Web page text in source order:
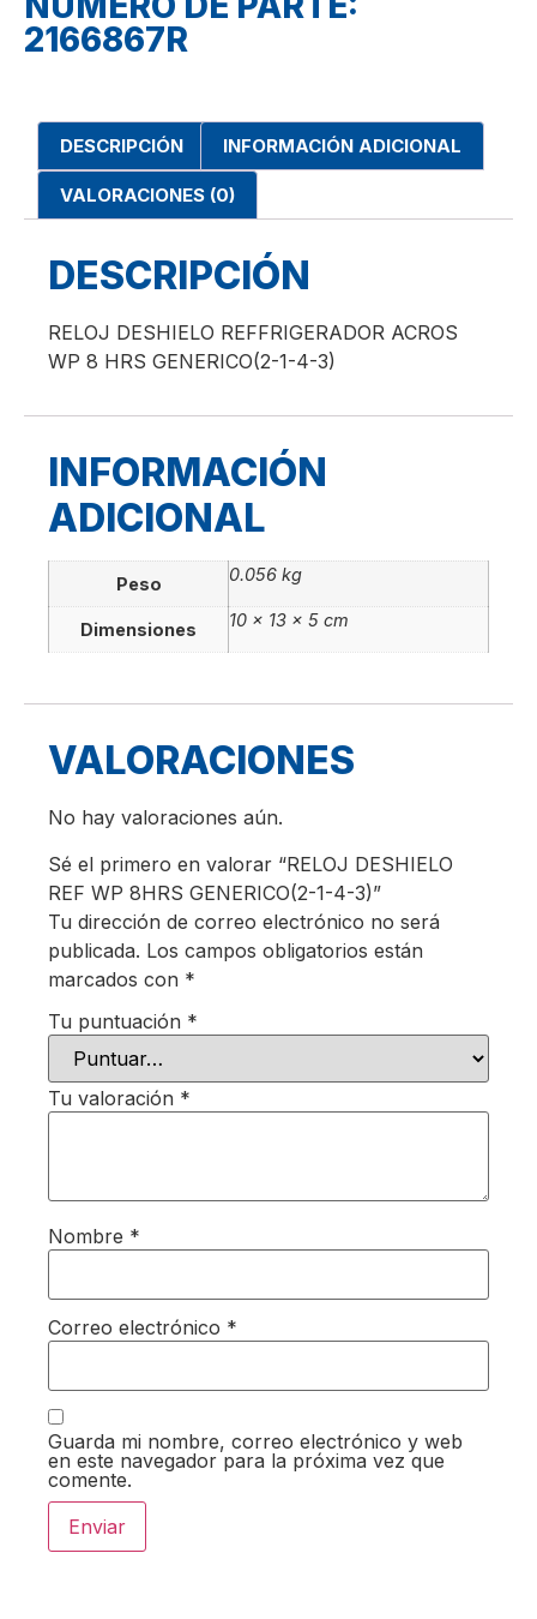
2166867R
DESCRIPCIÓN INFORMACIÓN ADICIONAL
VALORACIONES (0)
DESCRIPCIÓN
RELOJ DESHIELO REFFRIGERADOR ACROS
WP 8 HRS GENERICO(2-1-4-3)
INFORMACIÓN
ADICIONAL
Peso 0.056 kg
Dimensiones 10 × 13 × 5 cm
VALORACIONES
No hay valoraciones aún.
Sé el primero en valorar “RELOJ DESHIELO
REF WP 8HRS GENERICO(2-1-4-3)”
Tu dirección de correo electrónico no será
publicada. Los campos obligatorios están
marcados con *
Tu puntuación *
Tu valoración *
Nombre *
Correo electrónico *
Guarda mi nombre, correo electrónico y web
en este navegador para la próxima vez que
comente.